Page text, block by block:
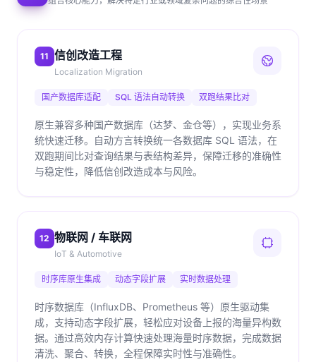
11 信创改造工程
Localization Migration
国产数据库适配 SQL 语法自动转换 双跑结果比对
原生兼容多种国产数据库（达梦、金仓等），实现业务系
统快速迁移。自动方言转换统一各数据库 SQL 语法，在
双跑期间比对查询结果与表结构差异，保障迁移的准确性
与稳定性，降低信创改造成本与风险。
12 物联网 / 车联网
IoT & Automotive
时序库原生集成 动态字段扩展 实时数据处理
时序数据库（InfluxDB、Prometheus 等）原生驱动集
成，支持动态字段扩展，轻松应对设备上报的海量异构数
据。通过高效内存计算快速处理海量时序数据，完成数据
清洗、聚合、转换，全程保障实时性与准确性。